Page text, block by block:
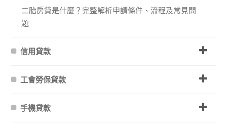
二胎房貸是什麼？完整解析申請條件、流程及常見問
題
信用貸款
工會勞保貸款
手機貸款